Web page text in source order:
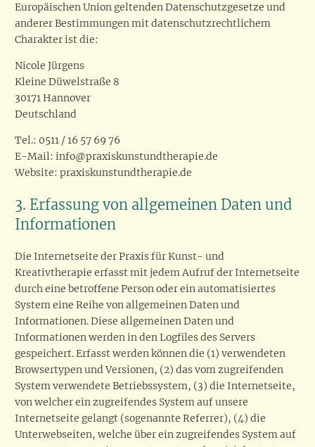
Europäischen Union geltenden Datenschutzgesetze und
anderer Bestimmungen mit datenschutzrechtlichem
Charakter ist die:
Nicole Jürgens
Kleine Düwelstraße 8
30171 Hannover
Deutschland
Tel.: 0511 / 16 57 69 76
E-Mail: info@praxiskunstundtherapie.de
Website: praxiskunstundtherapie.de
3. Erfassung von allgemeinen Daten und
Informationen
Die Internetseite der Praxis für Kunst- und
Kreativtherapie erfasst mit jedem Aufruf der Internetseite
durch eine betroffene Person oder ein automatisiertes
System eine Reihe von allgemeinen Daten und
Informationen. Diese allgemeinen Daten und
Informationen werden in den Logfiles des Servers
gespeichert. Erfasst werden können die (1) verwendeten
Browsertypen und Versionen, (2) das vom zugreifenden
System verwendete Betriebssystem, (3) die Internetseite,
von welcher ein zugreifendes System auf unsere
Internetseite gelangt (sogenannte Referrer), (4) die
Unterwebseiten, welche über ein zugreifendes System auf